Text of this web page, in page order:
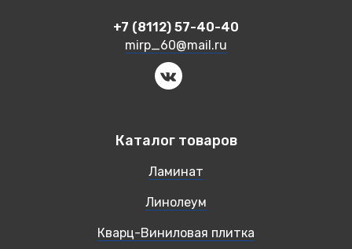
+7 (8112) 57-40-40
mirp_60@mail.ru
Каталог товаров
Ламинат
Линолеум
Кварц-Виниловая плитка